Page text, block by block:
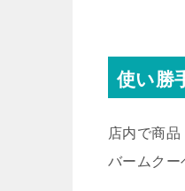
使い勝
店内で商
バームク